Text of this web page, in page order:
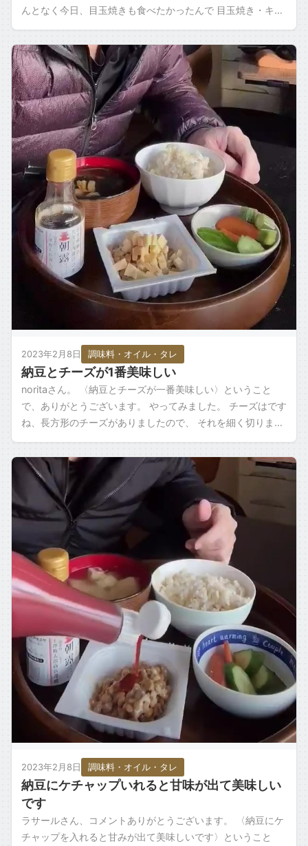
んとなく今日、目玉焼きも食べたかったんで 目玉焼き・キュ
2023年2月8日 調味料・オイル・タレ
納豆とチーズが1番美味しい
noritaさん。 〈納豆とチーズが一番美味しい〉ということ
で、ありがとうございます。 やってみました。 チーズはです
ね、長方形のチーズがありましたので、 それを細く切りまし
2023年2月8日 調味料・オイル・タレ
納豆にケチャップいれると甘味が出て美味しい
です
ラサールさん、コメントありがとうございます。 〈納豆にケ
チャップを入れると甘みが出て美味しいです〉ということ